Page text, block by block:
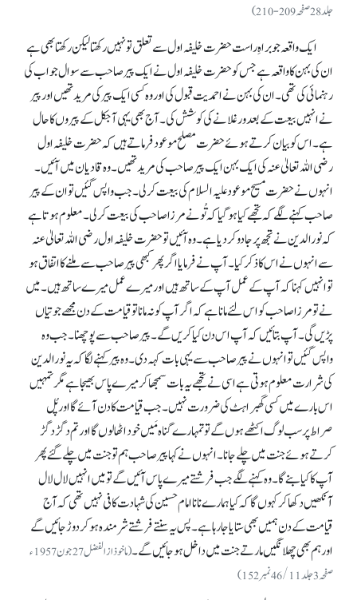
جلد 28صفحہ 209-210)
ایک واقعہ جو براہِ راست حضرت خلیفہ اول سے تعلق تو نہیں رکھتا لیکن رکھتا بھی ہے
ان کی بہن کا واقعہ ہے جس کو حضرت خلیفہ اول نے ایک پیر صاحب سے سوال جواب کی
رہنمائی کی تھی۔ ان کی بہن نے احمدیت قبول کی اور وہ کسی ایک پیر کی مرید تھیں اور پیر
نے انہیں بیعت کے بعد ورغلانے کی کوشش کی۔ آج بھی یہی آجکل کے پیروں کا حال
ہے۔ اس کو بیان کرتے ہوئے حضرت مصلح موعود فرماتے ہیں کہ حضرت خلیفہ اول
رضی اللہ تعالیٰ عنہ کی ایک بہن ایک پیر صاحب کی مرید تھیں۔ وہ قادیان میں آئیں۔
انہوں نے حضرت مسیح موعود علیہ السلام کی بیعت کر لی۔ جب واپس گئیں تو ان کے پیر
صاحب کہنے لگے کہ تجھے کیا ہو گیا کہ تُو نے مرزا صاحب کی بیعت کر لی۔ معلوم ہوتا ہے
کہ نورالدین نے تجھ پر جادو کر دیا ہے۔ وہ آئیں تو حضرت خلیفہ اول رضی اللہ تعالیٰ عنہ
سے انہوں نے اس کا ذکر کیا۔ آپ نے فرمایا اگر پھر کبھی پیر صاحب سے ملنے کا اتفاق ہو
تو انہیں کہنا کہ آپ کے عمل آپ کے ساتھ ہیں اور میرے عمل میرے ساتھ ہیں۔ میں
نے تو مرزا صاحب کو اس لئے مانا ہے کہ اگر آپ کو نہ مانا تو قیامت کے دن مجھے جوتیاں
پڑیں گی۔ آپ بتائیں کہ آپ اس دن کیا کریں گے۔ پیر صاحب سے پوچھنا۔ جب وہ
واپس گئیں تو انہوں نے پیر صاحب سے یہی بات کہہ دی۔ وہ پیر کہنے لگا کہ یہ نورالدین
کی شرارت معلوم ہوتی ہے اسی نے تجھے یہ بات سمجھا کر میرے پاس بھیجا ہے مگر تمہیں
اس بارے میں کسی گھبراہٹ کی ضرورت نہیں۔ جب قیامت کا دن آئے گا اور پُل
صراط پر سب لوگ اکٹھے ہوں گے تو تمہارے گناہ مَیں خود اٹھا لوں گا اور تم دگڑ دگڑ
کرتے ہوئے جنت میں چلے جانا۔ انہوں نے کہا پیر صاحب ہم تو جنت میں چلے گئے پھر
آپ کا کیا بنے گا۔ وہ کہنے لگے جب فرشتے میرے پاس آئیں گے تو میں انہیں لال لال
آنکھیں دکھا کر کہوں گا کہ کیا ہمارے نانا امام حسین کی شہادت کافی نہیں تھی کہ آج
قیامت کے دن ہمیں بھی ستایا جا رہا ہے۔ پس یہ سنتے فرشتے شرمندہ ہو کر دوڑ جائیں گے
اور ہم بھی چھلانگیں مارتے جنت میں داخل ہو جائیں گے۔
(ماخوذ از الفضل 27جون 1957ء
صفحہ 3جلد46/11نمبر152)